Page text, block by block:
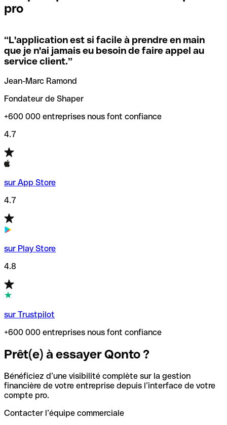
locales.
Si vous n'êtes pas sûr du code SWIFT que vous devriez
utiliser, nous avons développé un outil de recherche de
codes SWIFT par nom de banque.
vérification/recherche de codes SWIFT. Ainsi, vous pouvez
trouver et vérifier vos codes SWIFT avant de réaliser vos
transferts d’argent.
pro
“L'application est si facile à prendre en main
que je n'ai jamais eu besoin de faire appel au
service client.”
Jean-Marc Ramond
Fondateur de Shaper
+600 000 entreprises nous font confiance
4.7
sur App Store
4.7
sur Play Store
4.8
sur Trustpilot
+600 000 entreprises nous font confiance
Prêt(e) à essayer Qonto ?
Bénéficiez d’une visibilité complète sur la gestion
financière de votre entreprise depuis l’interface de votre
compte pro.
Contacter l’équipe commerciale